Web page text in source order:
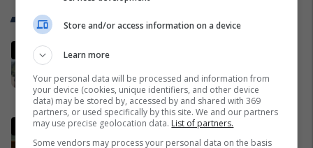
Trend Telegrafi
protestuesit i drejtohet Bedri
Hamzës
Politikë
Ndërpritet seanca, Kurti nuk
prezanton emër për
Store and/or access information on a device
Learn more
Your personal data will be processed and information from
your device (cookies, unique identifiers, and other device
data) may be stored by, accessed by and shared with 369
partners, or used specifically by this site. We and our partners
may use precise geolocation data. List of partners.
Some vendors may process your personal data on the basis